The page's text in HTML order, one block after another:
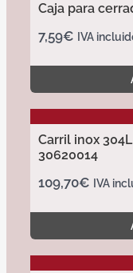
Caja para
7,59€ IVA
Carril inox
30620014
109,70€ IVA